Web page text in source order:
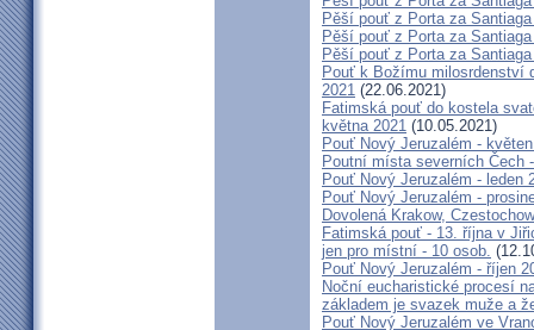
Pěší pouť z Porta za
Pěší pouť z Porta za
Pěší pouť z Porta za
Pouť k Božímu milosrdenství
2021 (22.06.2021)
Fatimská pouť do kostela
května 2021 (10.05.2021)
Pouť Nový Jeruzalém -
Poutní místa severních Čech
Pouť Nový Jeruzalém - leden
Pouť Nový Jeruzalém -
Dovolená Krakow,
Fatimská pouť - 13. října v
jen pro místní - 10 osob.
Pouť Nový Jeruzalém - říjen
Noční eucharistické procesí
základem je svazek muže a
Pouť Nový Jeruzalém ve